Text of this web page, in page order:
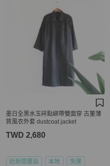
墨日全黑水玉碎點綁帶雙面穿 古董薄
質風衣外套 dustcoat jacket
TWD 2,680
近新閒置品 本地 免運